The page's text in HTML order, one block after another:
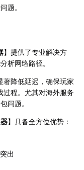
题。
】提供了专业解决方
析网络路径。
著降低延迟，确保玩家
程。尤其对海外服务
问题。
】具备全方位优势：
出